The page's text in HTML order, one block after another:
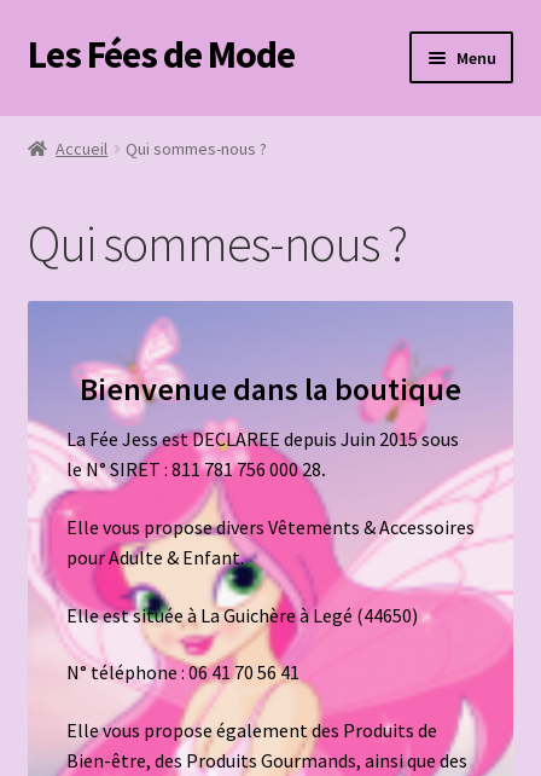
Aller
à
navigation
Aller
au
Les Fées de Mode Menu
Accueil
Mon compte
Panier
Page de paiement
Contact
le
menu
enfant
Mentions légales
CONDITIONS GENERALES DE VENTE
Qui sommes-nous ?
Accueil Qui sommes-nous ?
Qui sommes-nous ?
Bienvenue dans la boutique
La Fée Jess est DECLAREE depuis Juin 2015 sous
le N° SIRET : 811 781 756 000 28.
Elle vous propose divers Vêtements & Accessoires
pour Adulte & Enfant.
Elle est située à La Guichère à Legé (44650)
N° téléphone : 06 41 70 56 41
Elle vous propose également des Produits de
Bien-être, des Produits Gourmands, ainsi que des